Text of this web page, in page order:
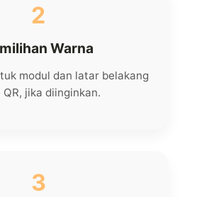
2
Warna
modul dan latar belakang
QR, jika diinginkan.
3